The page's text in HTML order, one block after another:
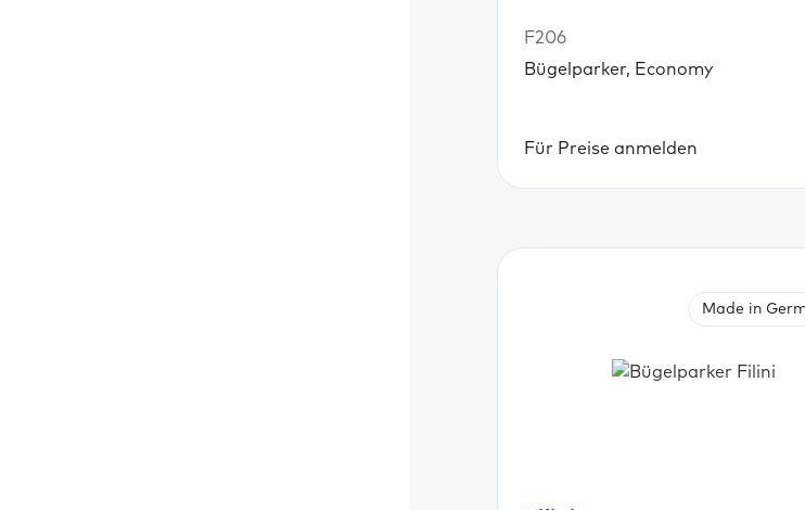
F206
Bügelparker, Economy
Für Preise anmelden
Made in